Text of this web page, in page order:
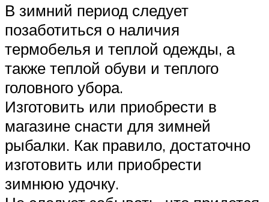
В зимний период следует
позаботиться о наличия
термобелья и теплой одежды, а
также теплой обуви и теплого
головного убора.
Изготовить или приобрести в
магазине снасти для зимней
рыбалки. Как правило, достаточно
изготовить или приобрести
зимнюю удочку.